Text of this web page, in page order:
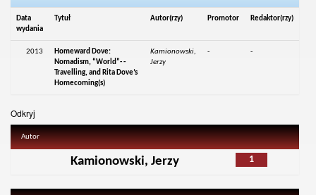
Data
wydania
Tytuł Autor(rzy) Promotor Redaktor(rzy)
2013
Homeward Dove:
Nomadism, “World”- -
Travelling, and Rita Dove’s
Homecoming(s)
Kamionowski,
Jerzy
- -
Odkryj
Autor
1
Kamionowski, Jerzy